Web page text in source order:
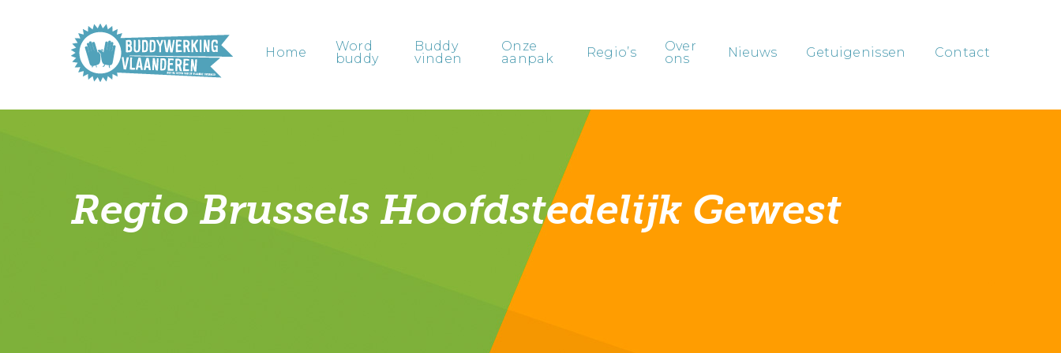
Home
Word
buddy
Buddy
vinden
Onze
aanpak
Regio’s
Over
ons
Nieuws Getuigenissen Contact
Regio Brussels Hoofdstedelijk Gewest